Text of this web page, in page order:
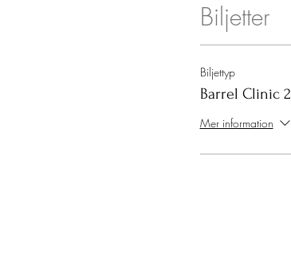
Biljetter
Biljettyp
Barrel Clinic 2
Mer information